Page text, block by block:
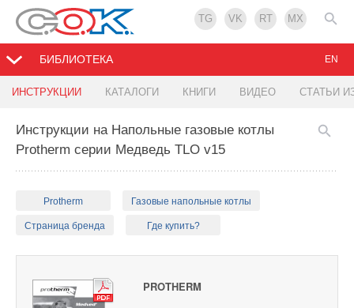
TG VK RT MX
БИБЛИОТЕКА
ИНСТРУКЦИИ КАТАЛОГИ КНИГИ ВИДЕО СТАТЬИ
EN
Инструкции на Напольные газовые котлы
Protherm серии Медведь TLO v15
Protherm Газовые напольные котлы
Страница бренда Где купить?
PROTHERM